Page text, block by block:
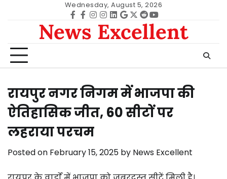
Wednesday, August 5, 2026
Facebook
facebook
Instagram
instagram
Linkedin
google
Twitter
redditYoutube
News Excellent
रायपुर नगर निगम में भाजपा की
ऐतिहासिक जीत, 60 सीटों पर
लहराया परचम
Posted on February 15, 2025 by News Excellent